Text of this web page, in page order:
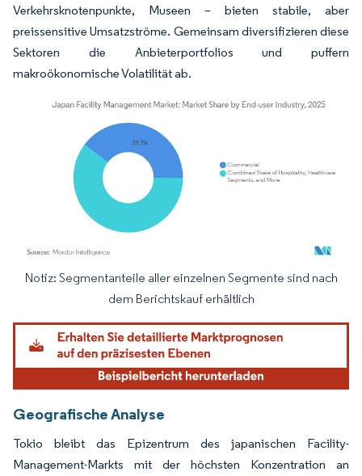
Verkehrsknotenpunkte, Museen – bieten stabile, aber
preissensitive Umsatzströme. Gemeinsam diversifizieren diese
Sektoren die Anbieterportfolios und puffern
makroökonomische Volatilität ab.
Bild © Mordor Intelligence. Wiederverwendung erfordert Namensnennung
Notiz: Segmentanteile aller einzelnen Segmente sind nach
dem Berichtskauf erhältlich
Geografische Analyse
Tokio bleibt das Epizentrum des japanischen Facility-
Management-Markts mit der höchsten Konzentration an